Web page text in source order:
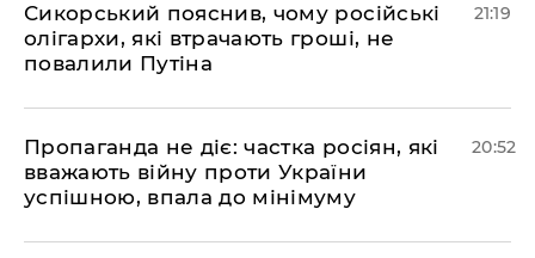
​Сикорський пояснив, чому російські
олігархи, які втрачають гроші, не
повалили Путіна
21:19
​Пропаганда не діє: частка росіян, які
вважають війну проти України
успішною, впала до мінімуму
20:52